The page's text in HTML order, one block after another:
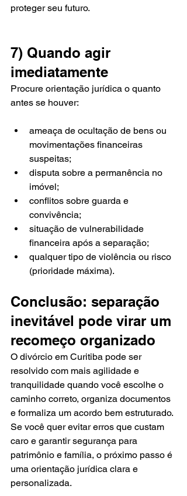
proteger seu futuro.
7) Quando agir
imediatamente
Procure orientação jurídica o quanto
antes se houver:
ameaça de ocultação de bens ou
movimentações financeiras
suspeitas;
disputa sobre a permanência no
imóvel;
conflitos sobre guarda e
convivência;
situação de vulnerabilidade
financeira após a separação;
qualquer tipo de violência ou risco
(prioridade máxima).
Conclusão: separação
inevitável pode virar um
recomeço organizado
O divórcio em Curitiba pode ser
resolvido com mais agilidade e
tranquilidade quando você escolhe o
caminho correto, organiza documentos
e formaliza um acordo bem estruturado.
Se você quer evitar erros que custam
caro e garantir segurança para
patrimônio e família, o próximo passo é
uma orientação jurídica clara e
personalizada.